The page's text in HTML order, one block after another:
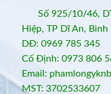
Số 925/10/46,
Hiệp, TP Dĩ An,
DĐ: 0969 785 345
Cố Định: 0973 806
Email:
MST: 3702533607